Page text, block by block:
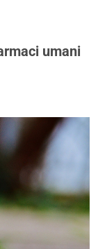
umani